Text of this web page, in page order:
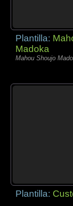
Plantilla:
Madoka
Mahou Shoujo
Plantilla: